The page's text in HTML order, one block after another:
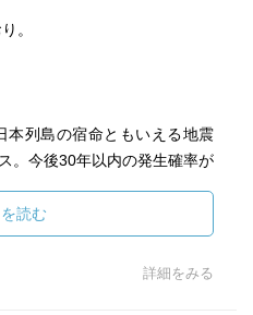
。
本列島の宿命ともいえる地震
。今後30年以内の発生確率が
曽有の大災害をもたらす可能
が起きるのか。どう備えるの
読む
詳細をみる